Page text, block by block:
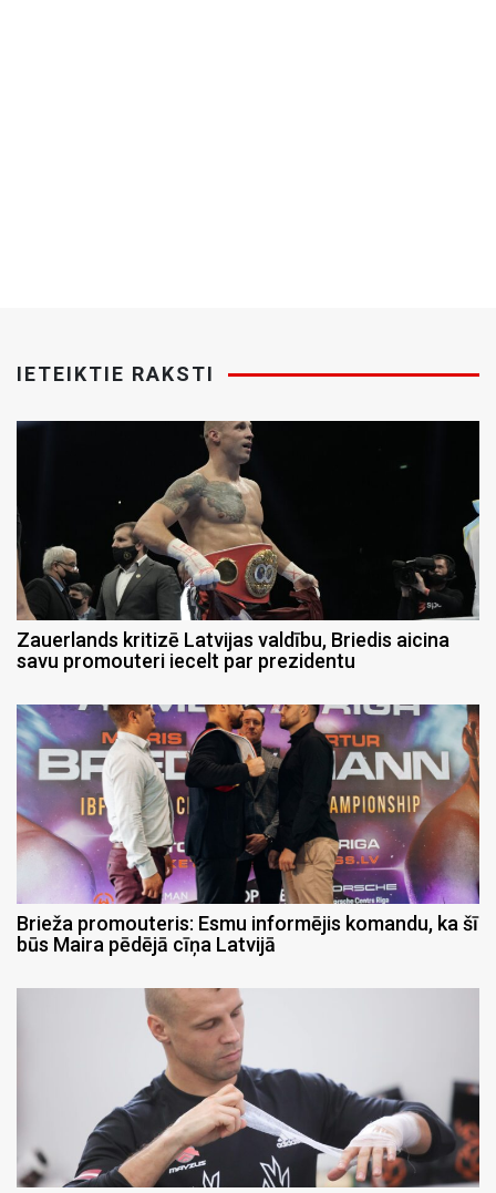
IETEIKTIE RAKSTI
Zauerlands kritizē Latvijas valdību, Briedis aicina
savu promouteri iecelt par prezidentu
Brieža promouteris: Esmu informējis komandu, ka šī
būs Maira pēdējā cīņa Latvijā